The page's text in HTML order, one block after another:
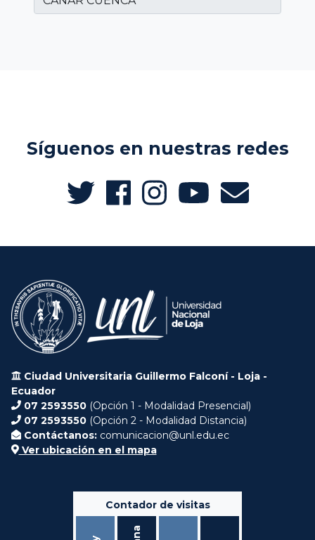
Síguenos en nuestras redes
Ciudad Universitaria Guillermo Falconí - Loja -
Ecuador
07 2593550 (Opción 1 - Modalidad Presencial)
07 2593550 (Opción 2 - Modalidad Distancia)
Contáctanos: comunicacion@unl.edu.ec
Ver ubicación en el mapa
Contador de visitas